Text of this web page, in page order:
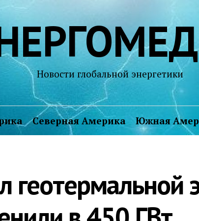
Новости глобальной энергетики
Северная Америка Южная
геотермальной